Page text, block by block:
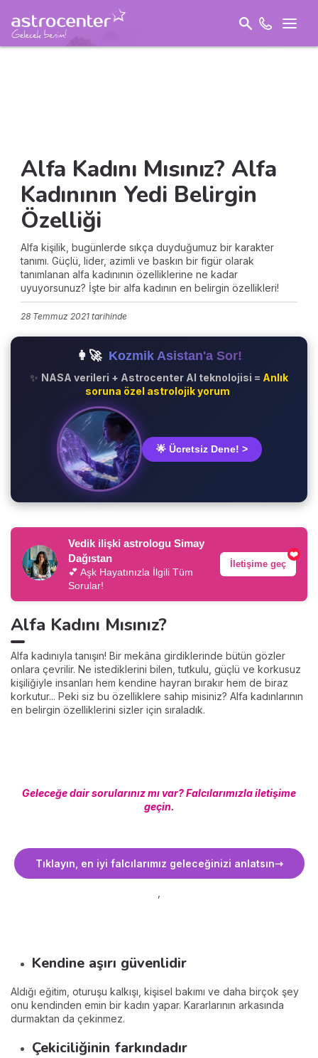
Alfa Kadını Mısınız? Alfa
Kadınının Yedi Belirgin
Özelliği
Alfa kişilik, bugünlerde sıkça duyduğumuz bir karakter
tanımı. Güçlü, lider, azimli ve baskın bir figür olarak
tanımlanan alfa kadınının özelliklerine ne kadar
uyuyorsunuz? İşte bir alfa kadının en belirgin özellikleri!
28 Temmuz 2021 tarihinde
👩‍🚀 Kozmik Asistan'a Sor!
✨ NASA verileri + Astrocenter AI teknolojisi = Anlık
soruna özel astrolojik yorum
🌟 Ücretsiz Dene! >
Vedik ilişki astrologu Simay
Dağıstan
💕 Aşk Hayatınızla İlgili Tüm
Sorular!
İletişime geç
❤️
Alfa Kadını Mısınız?
Alfa kadınıyla tanışın! Bir mekâna girdiklerinde bütün gözler
onlara çevrilir. Ne istediklerini bilen, tutkulu, güçlü ve korkusuz
kişiliğiyle insanları hem kendine hayran bırakır hem de biraz
korkutur... Peki siz bu özelliklere sahip misiniz? Alfa kadınlarının
en belirgin özelliklerini sizler için sıraladık.
Geleceğe dair sorularınız mı var? Falcılarımızla iletişime
geçin.
Tıklayın, en iyi falcılarımız geleceğinizi anlatsın
Kendine aşırı güvenlidir
Aldığı eğitim, oturuşu kalkışı, kişisel bakımı ve daha birçok şey
onu kendinden emin bir kadın yapar. Kararlarının arkasında
durmaktan da çekinmez.
Çekiciliğinin farkındadır